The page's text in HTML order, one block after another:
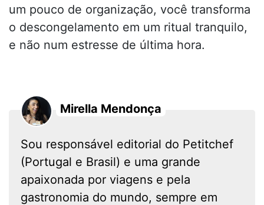
um pouco de organização, você transforma
o descongelamento em um ritual tranquilo,
e não num estresse de última hora.
Mirella Mendonça
Sou responsável editorial do Petitchef
(Portugal e Brasil) e uma grande
apaixonada por viagens e pela
gastronomia do mundo, sempre em